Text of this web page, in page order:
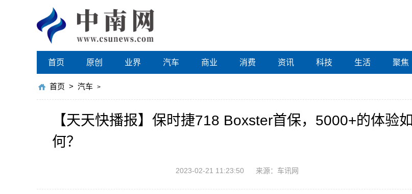
首页 原创 业界 汽车 商业 消费 资讯 科技 生活 聚焦
首页 > 汽车 >
【天天快播报】保时捷718 Boxster首保，5000+的体验如
何？
2023-02-21 11:23:50 来源：车讯网